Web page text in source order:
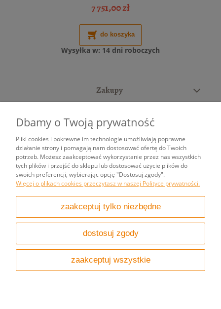
7 751,00 zł
do koszyka
Wysyłka w: 14 dni roboczych
Zakupy
Moje konto
Informacje
pokaż pełną wersję strony
Sklep internetowy Shoper.pl
Dbamy o Twoją prywatność
Pliki cookies i pokrewne im technologie umożliwiają poprawne
działanie strony i pomagają nam dostosować ofertę do Twoich
potrzeb. Możesz zaakceptować wykorzystanie przez nas wszystkich
tych plików i przejść do sklepu lub dostosować użycie plików do
swoich preferencji, wybierając opcję "Dostosuj zgody".
Więcej o plikach cookies przeczytasz w naszej Polityce prywatności.
zaakceptuj tylko niezbędne
dostosuj zgody
zaakceptuj wszystkie